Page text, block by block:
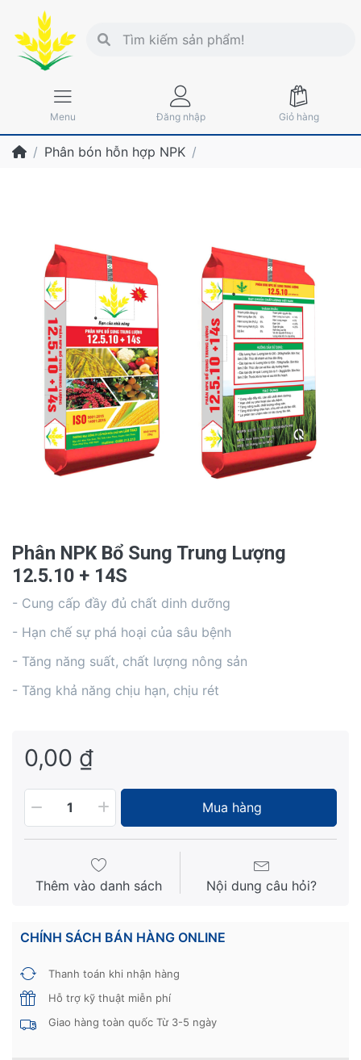
Menu Đăng nhập Giỏ hàng
Phân bón hỗn hợp NPK
Phân NPK Bổ Sung Trung Lượng
12.5.10 + 14S
- Cung cấp đầy đủ chất dinh dưỡng
- Hạn chế sự phá hoại của sâu bệnh
- Tăng năng suất, chất lượng nông sản
- Tăng khả năng chịu hạn, chịu rét
0,00 ₫
1 Mua hàng
Thêm vào danh sách Nội dung câu hỏi?
CHÍNH SÁCH BÁN HÀNG ONLINE
Thanh toán khi nhận hàng
Hỗ trợ kỹ thuật miễn phí
Giao hàng toàn quốc Từ 3-5 ngày